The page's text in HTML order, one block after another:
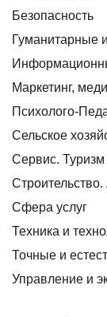
Безопасность
Гуманитарные
Маркетинг,
Психолого-
Сельское
Сервис. Туризм
Строительство.
Сфера услуг
Техника и
Точные и
Управление и